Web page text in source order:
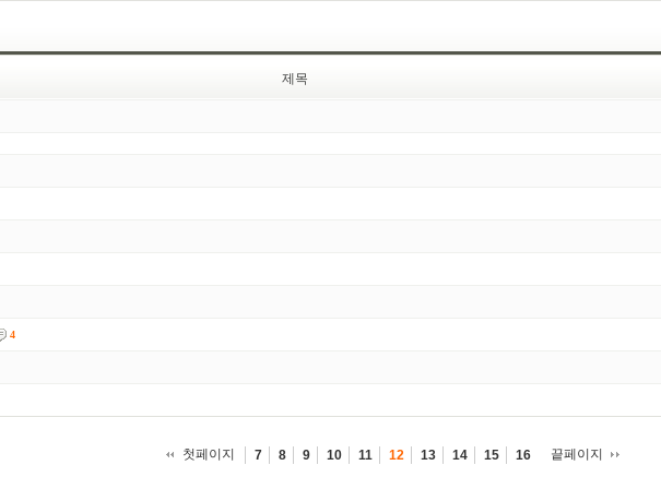
제목
4
첫페이지
7 8 9 10 11 12 13 14 15 16 끝페이지